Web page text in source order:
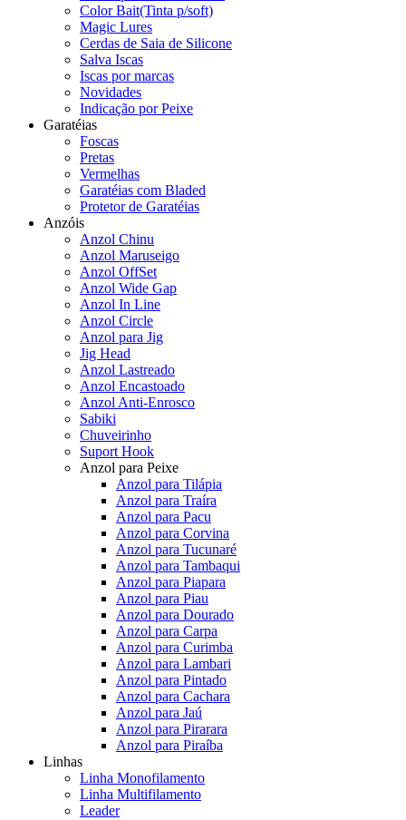
Color Bait(Tinta p/soft)
Magic Lures
Cerdas de Saia de Silicone
Salva Iscas
Iscas por marcas
Novidades
Indicação por Peixe
Garatéias
Foscas
Pretas
Vermelhas
Garatéias com Bladed
Protetor de Garatéias
Anzóis
Anzol Chinu
Anzol Maruseigo
Anzol OffSet
Anzol Wide Gap
Anzol In Line
Anzol Circle
Anzol para Jig
Jig Head
Anzol Lastreado
Anzol Encastoado
Anzol Anti-Enrosco
Sabiki
Chuveirinho
Suport Hook
Anzol para Peixe
Anzol para Tilápia
Anzol para Traíra
Anzol para Pacu
Anzol para Corvina
Anzol para Tucunaré
Anzol para Tambaqui
Anzol para Piapara
Anzol para Piau
Anzol para Dourado
Anzol para Carpa
Anzol para Curimba
Anzol para Lambari
Anzol para Pintado
Anzol para Cachara
Anzol para Jaú
Anzol para Pirarara
Anzol para Piraíba
Linhas
Linha Monofilamento
Linha Multifilamento
Leader